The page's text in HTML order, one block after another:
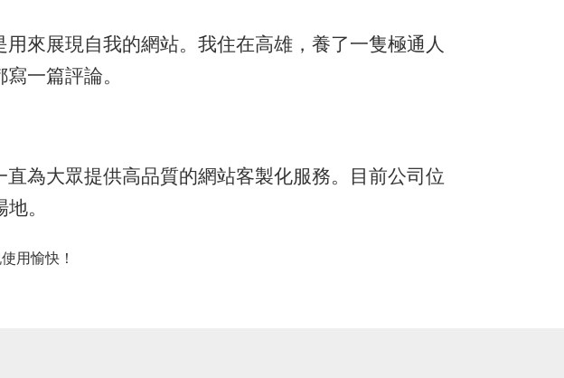
來展現自我的網站。我住在高雄，養了一隻極通人
一篇評論。
為大眾提供高品質的網站客製化服務。目前公司位
。
用愉快！